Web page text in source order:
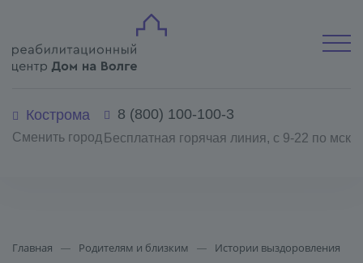
Кострома
Сменить город
8 (800) 100-100-3
Бесплатная горячая линия, с 9-22 по мск
Главная Родителям и близким Истории выздоровления